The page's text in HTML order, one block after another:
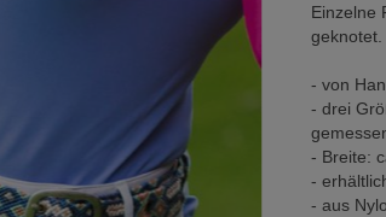
Einzelne
geknotet.
- von
- drei
- Breite:
-
- aus